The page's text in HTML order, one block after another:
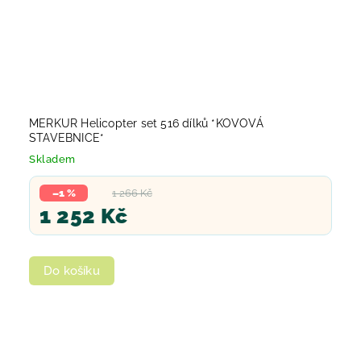
MERKUR Helicopter set 516 dílků *KOVOVÁ
STAVEBNICE*
Skladem
1 266 Kč
–1 %
1 252 Kč
Do košíku